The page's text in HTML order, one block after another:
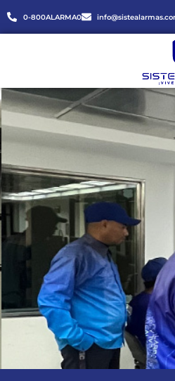
0-800ALARMA0